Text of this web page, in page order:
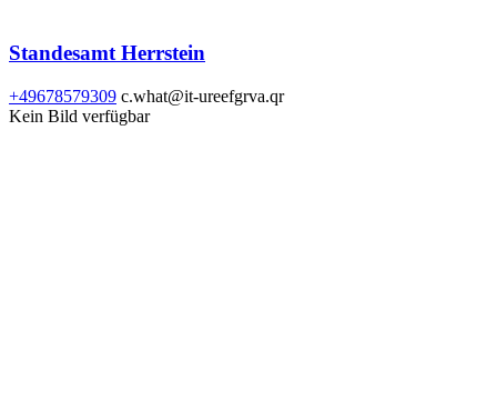
Standesamt Herrstein
+49678579309 c.what@it-ureefgrva.qr
Kein Bild verfügbar